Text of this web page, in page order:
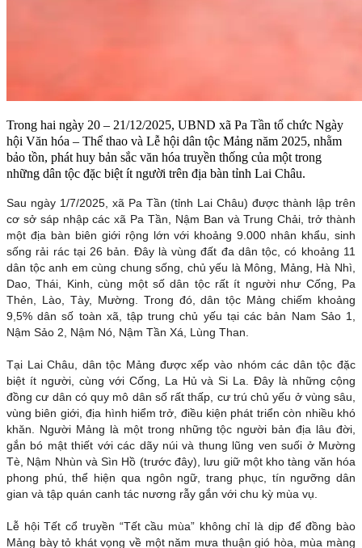
Trong hai ngày 20 – 21/12/2025, UBND xã Pa Tần tổ chức Ngày
hội Văn hóa – Thể thao và Lễ hội dân tộc Mảng năm 2025, nhằm
bảo tồn, phát huy bản sắc văn hóa truyền thống của một trong
những dân tộc đặc biệt ít người trên địa bàn tỉnh Lai Châu.
Sau ngày 1/7/2025, xã Pa Tần (tỉnh Lai Châu) được thành lập trên
cơ sở sáp nhập các xã Pa Tần, Nậm Ban và Trung Chải, trở thành
một địa bàn biên giới rộng lớn với khoảng 9.000 nhân khẩu, sinh
sống rải rác tại 26 bản. Đây là vùng đất đa dân tộc, có khoảng 11
dân tộc anh em cùng chung sống, chủ yếu là Mông, Mảng, Hà Nhì,
Dao, Thái, Kinh, cùng một số dân tộc rất ít người như Cống, Pa
Thẻn, Lào, Tày, Mường. Trong đó, dân tộc Mảng chiếm khoảng
9,5% dân số toàn xã, tập trung chủ yếu tại các bản Nam Sảo 1,
Nậm Sảo 2, Nậm Nó, Nậm Tần Xá, Lùng Than.
Tại Lai Châu, dân tộc Mảng được xếp vào nhóm các dân tộc đặc
biệt ít người, cùng với Cống, La Hủ và Si La. Đây là những cộng
đồng cư dân có quy mô dân số rất thấp, cư trú chủ yếu ở vùng sâu,
vùng biên giới, địa hình hiểm trở, điều kiện phát triển còn nhiều khó
khăn. Người Mảng là một trong những tộc người bản địa lâu đời,
gắn bó mật thiết với các dãy núi và thung lũng ven suối ở Mường
Tè, Nậm Nhùn và Sìn Hồ (trước đây), lưu giữ một kho tàng văn hóa
phong phú, thể hiện qua ngôn ngữ, trang phục, tín ngưỡng dân
gian và tập quán canh tác nương rẫy gắn với chu kỳ mùa vụ.
Lễ hội Tết cổ truyền “Tết cầu mùa” không chỉ là dịp để đồng bào
Mảng bày tỏ khát vọng về một năm mưa thuận gió hòa, mùa màng